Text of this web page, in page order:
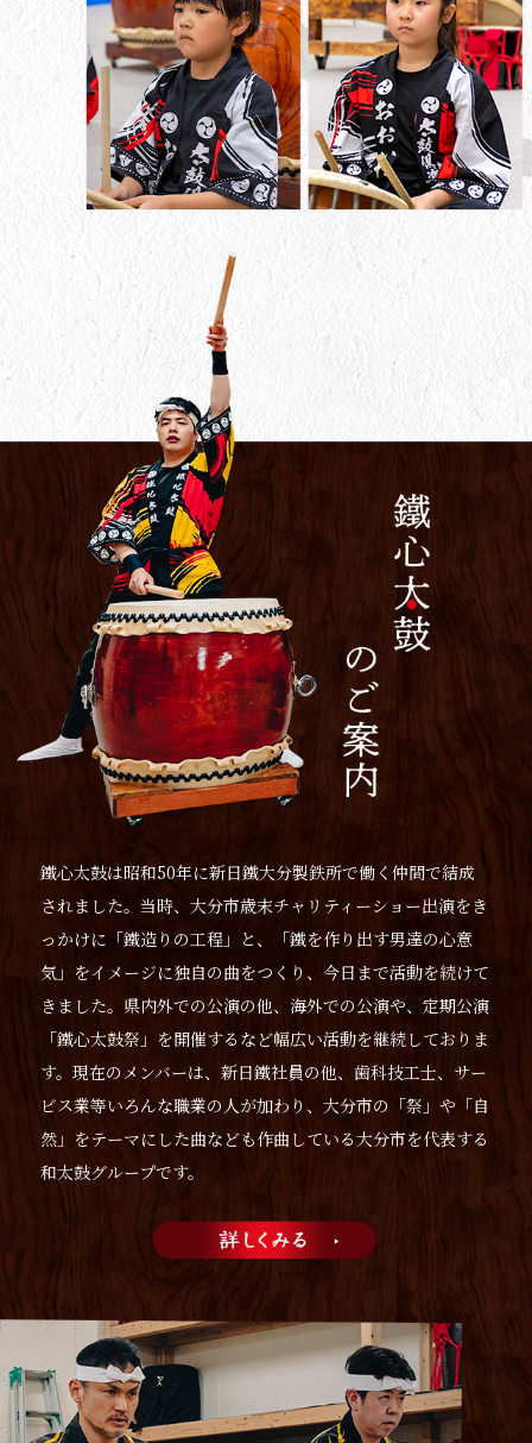
鐵心太鼓は昭和50年に新日鐵大分製鉄所で働く仲間で結成
されました。当時、大分市歳末チャリティーショー出演をき
っかけに「鐵造りの工程」と、「鐵を作り出す男達の心意
気」をイメージに独自の曲をつくり、今日まで活動を続けて
きました。県内外での公演の他、海外での公演や、定期公演
「鐵心太鼓祭」を開催するなど幅広い活動を継続しておりま
す。現在のメンバーは、新日鐵社員の他、歯科技工士、サー
ビス業等いろんな職業の人が加わり、大分市の「祭」や「自
然」をテーマにした曲なども作曲している大分市を代表する
和太鼓グループです。